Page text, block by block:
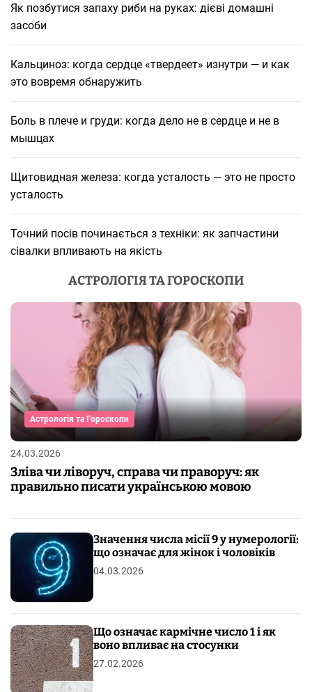
Як позбутися запаху риби на руках: дієві домашні
засоби
Кальциноз: когда сердце «твердеет» изнутри — и как
это вовремя обнаружить
Боль в плече и груди: когда дело не в сердце и не в
мышцах
Щитовидная железа: когда усталость — это не просто
усталость
Точний посів починається з техніки: як запчастини
сівалки впливають на якість
АСТРОЛОГІЯ ТА ГОРОСКОПИ
Астрологія та Гороскопи
24.03.2026
Зліва чи ліворуч, справа чи праворуч: як
правильно писати українською мовою
Значення числа місії 9 у нумерології:
що означає для жінок і чоловіків
04.03.2026
Що означає кармічне число 1 і як
воно впливає на стосунки
27.02.2026